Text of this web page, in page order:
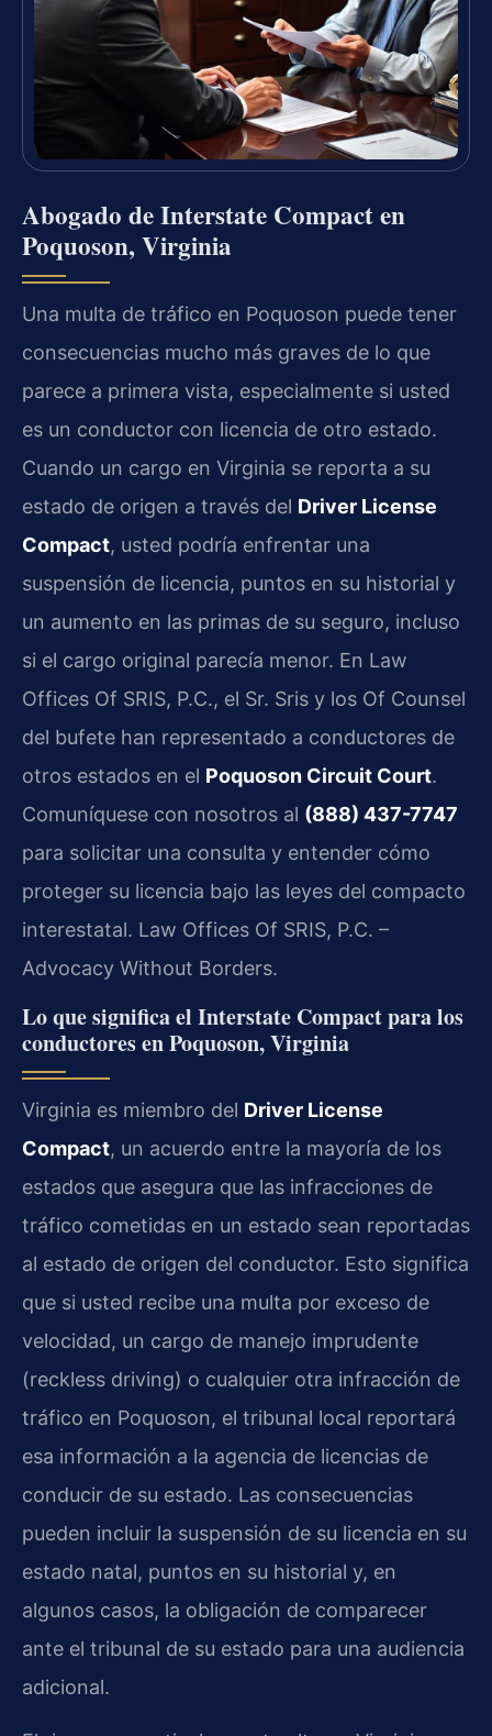
Abogado de Interstate Compact en
Poquoson, Virginia
Una multa de tráfico en Poquoson puede tener
consecuencias mucho más graves de lo que
parece a primera vista, especialmente si usted
es un conductor con licencia de otro estado.
Cuando un cargo en Virginia se reporta a su
estado de origen a través del Driver License
Compact, usted podría enfrentar una
suspensión de licencia, puntos en su historial y
un aumento en las primas de su seguro, incluso
si el cargo original parecía menor. En Law
Offices Of SRIS, P.C., el Sr. Sris y los Of Counsel
del bufete han representado a conductores de
otros estados en el Poquoson Circuit Court.
Comuníquese con nosotros al (888) 437-7747
para solicitar una consulta y entender cómo
proteger su licencia bajo las leyes del compacto
interestatal. Law Offices Of SRIS, P.C. –
Advocacy Without Borders.
Lo que significa el Interstate Compact para los
conductores en Poquoson, Virginia
Virginia es miembro del Driver License
Compact, un acuerdo entre la mayoría de los
estados que asegura que las infracciones de
tráfico cometidas en un estado sean reportadas
al estado de origen del conductor. Esto significa
que si usted recibe una multa por exceso de
velocidad, un cargo de manejo imprudente
(reckless driving) o cualquier otra infracción de
tráfico en Poquoson, el tribunal local reportará
esa información a la agencia de licencias de
conducir de su estado. Las consecuencias
pueden incluir la suspensión de su licencia en su
estado natal, puntos en su historial y, en
algunos casos, la obligación de comparecer
ante el tribunal de su estado para una audiencia
adicional.